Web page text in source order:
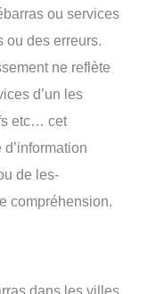
ou services
ou des erreurs.
ne reflète
d’un les
etc… cet
de les-
compréhension.
dans les villes